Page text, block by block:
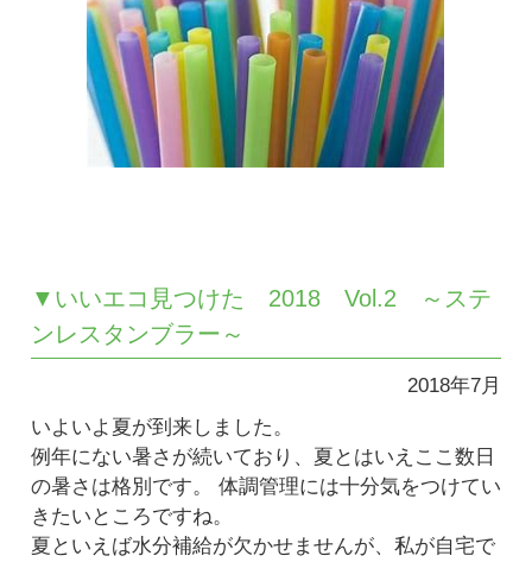
▼いいエコ見つけた 2018 Vol.2 ～ステ
ンレスタンブラー～
2018年7月
いよいよ夏が到来しました。
例年にない暑さが続いており、夏とはいえここ数日
の暑さは格別です。 体調管理には十分気をつけてい
きたいところですね。
夏といえば水分補給が欠かせませんが、私が自宅で